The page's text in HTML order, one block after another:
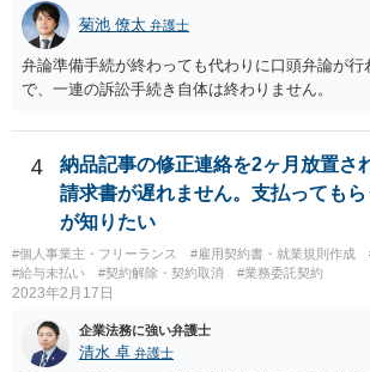
菊池 僚太 弁護士
弁論準備手続が終わっても代わりに口頭弁論が行
で、一連の訴訟手続き自体は終わりません。
4
納品記事の修正連絡を2ヶ月放置さ
請求書が遅れません。支払っても
が知りたい
#個人事業主・フリーランス #雇用契約書・就業規則作成
#給与未払い
#契約解除・契約取消 #業務委託契約
2023年2月17日
企業法務に強い弁護士
清水 卓 弁護士